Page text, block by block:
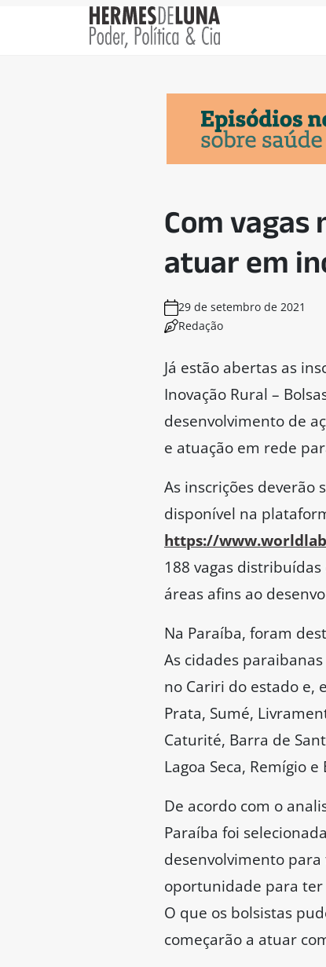
Com vagas
atuar em
29 de setembro de 2021
Redação
Já estão abertas as
Inovação Rural –
desenvolvimento de
e atuação em rede
As inscrições
disponível na
https://
188 vagas
áreas afins ao
Na Paraíba, foram
As cidades
no Cariri do estado e,
Prata, Sumé,
Caturité, Barra de
Lagoa Seca, Remígio
De acordo com o
Paraíba foi
desenvolvimento
oportunidade para ter
O que os bolsistas
começarão a atuar